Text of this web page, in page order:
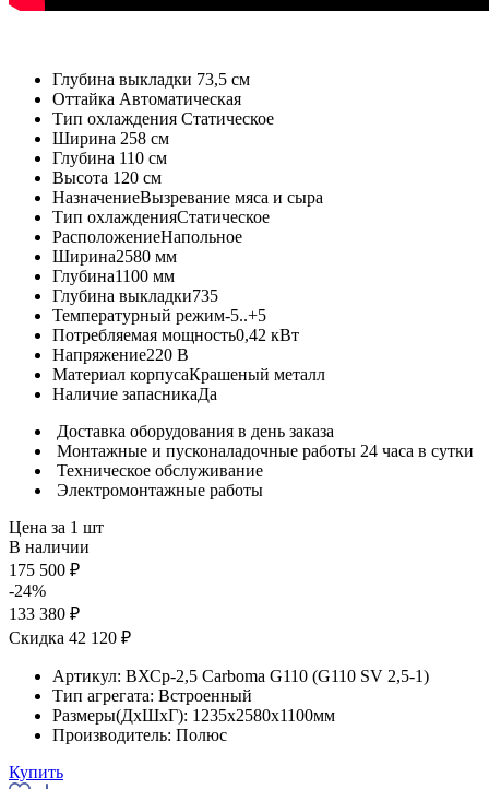
Глубина выкладки 73,5 см
Оттайка Автоматическая
Тип охлаждения Статическое
Ширина 258 см
Глубина 110 см
Высота 120 см
НазначениеВызревание мяса и сыра
Тип охлажденияСтатическое
РасположениеНапольное
Ширина2580 мм
Глубина1100 мм
Глубина выкладки735
Температурный режим-5..+5
Потребляемая мощность0,42 кВт
Напряжение220 В
Материал корпусаКрашеный металл
Наличие запасникаДа
Доставка оборудования в день заказа
Монтажные и пусконаладочные работы 24 часа в сутки
Техническое обслуживание
Электромонтажные работы
Цена за 1 шт
В наличии
175 500 ₽
-24%
133 380 ₽
Скидка 42 120 ₽
Артикул: ВХСр-2,5 Сarboma G110 (G110 SV 2,5-1)
Тип агрегата: Встроенный
Размеры(ДхШхГ): 1235x2580x1100мм
Производитель: Полюс
Купить